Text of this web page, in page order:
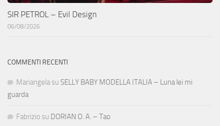
SIR PETROL – Evil Design
06/08/2026
COMMENTI RECENTI
Mariangela su SELLY BABY MODELLA ITALIA – Luna lei mi
guarda
Fabrizio su DORIAN O. A. – Tao